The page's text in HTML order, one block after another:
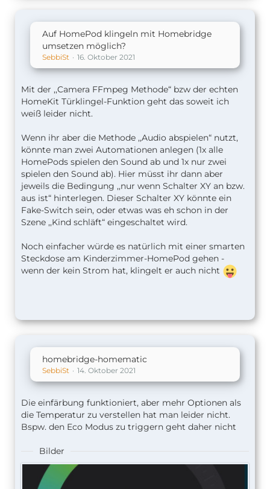
Auf HomePod klingeln mit Homebridge
umsetzen möglich?
SebbiSt 16. Oktober 2021
Mit der ,,Camera FFmpeg Methode“ bzw der echten
HomeKit Türklingel-Funktion geht das soweit ich
weiß leider nicht.
Wenn ihr aber die Methode ,,Audio abspielen“ nutzt,
könnte man zwei Automationen anlegen (1x alle
HomePods spielen den Sound ab und 1x nur zwei
spielen den Sound ab). Hier müsst ihr dann aber
jeweils die Bedingung ,,nur wenn Schalter XY an bzw.
aus ist“ hinterlegen. Dieser Schalter XY könnte ein
Fake-Switch sein, oder etwas was eh schon in der
Szene ,,Kind schläft“ eingeschaltet wird.
Noch einfacher würde es natürlich mit einer smarten
Steckdose am Kinderzimmer-HomePod gehen -
wenn der kein Strom hat, klingelt er auch nicht
homebridge-homematic
SebbiSt 14. Oktober 2021
Die einfärbung funktioniert, aber mehr Optionen als
die Temperatur zu verstellen hat man leider nicht.
Bspw. den Eco Modus zu triggern geht daher nicht
Bilder